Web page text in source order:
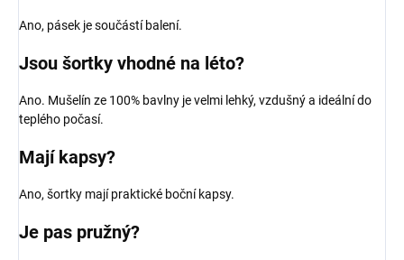
Ano, pásek je součástí balení.
Jsou šortky vhodné na léto?
Ano. Mušelín ze 100% bavlny je velmi lehký, vzdušný a ideální do
teplého počasí.
Mají kapsy?
Ano, šortky mají praktické boční kapsy.
Je pas pružný?